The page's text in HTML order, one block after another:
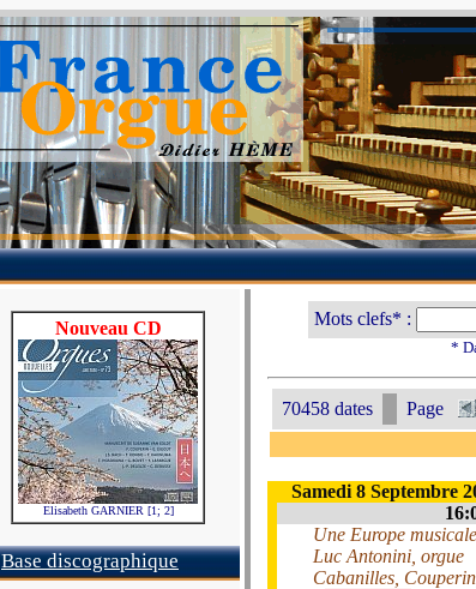
Nouveau CD
Elisabeth GARNIER [1; 2]
Base discographique
Mots clefs* :
*
70458 dates Page
Samedi 8 Septembre
Une Europe
Luc Antonini, orgue
Cabanilles,